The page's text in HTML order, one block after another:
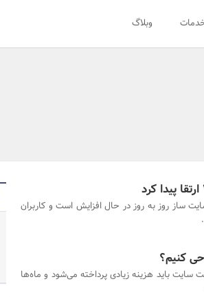
وبلاگ
ساز روز به روز در حال افزایش است و کاربران
کنیم؟
سایت باید هزینه زیادی پرداخته می‌شود و ماه‌‌ها